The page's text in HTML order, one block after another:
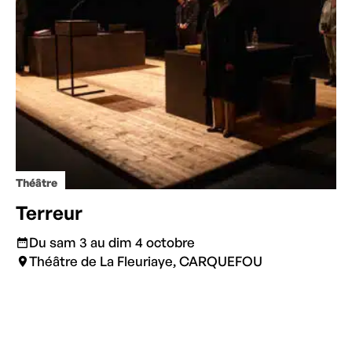
Théâtre
Terreur
Du sam 3 au dim 4 octobre
Théâtre de La Fleuriaye, CARQUEFOU